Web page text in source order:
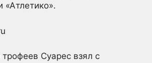
«Атлетико».
Суарес взял с